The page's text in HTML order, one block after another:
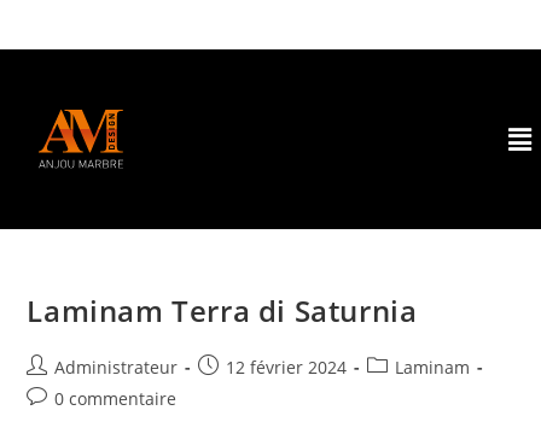
Laminam Terra di Saturnia
Administrateur 12 février 2024
Laminam
0 commentaire